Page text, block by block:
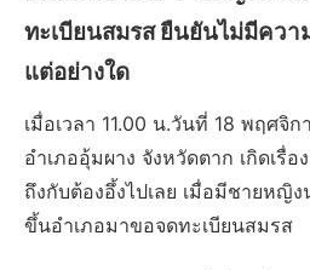
ทะเบียนสมรส ยืนยันไม่มีควา
แต่อย่างใด
เมื่อเวลา 11.00 น.วันที่ 18 พฤศจิ
อำเภออุ้มผาง จังหวัดตาก เกิดเรื่อ
ถึงกับต้องอึ้งไปเลย เมื่อมีชายหญิ
ขึ้นอำเภอมาขอจดทะเบียนสมรส